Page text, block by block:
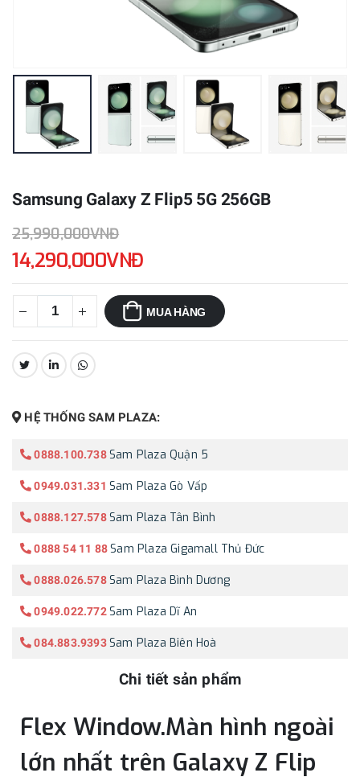
Samsung Galaxy Z Flip5 5G 256GB
25,990,000VNĐ
14,290,000VNĐ
MUA HÀNG
CHIA SẺ:
HỆ THỐNG SAM PLAZA:
0888.100.738 Sam Plaza Quận 5
0949.031.331 Sam Plaza Gò Vấp
0888.127.578 Sam Plaza Tân Bình
0888 54 11 88 Sam Plaza Gigamall Thủ Đức
0888.026.578 Sam Plaza Bình Dương
0949.022.772 Sam Plaza Dĩ An
084.883.9393 Sam Plaza Biên Hoà
Chi tiết sản phẩm
Flex Window.Màn hình ngoài
lớn nhất trên Galaxy Z Flip